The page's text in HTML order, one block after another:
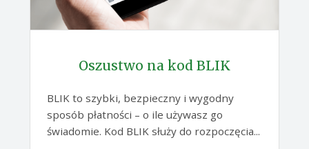
Oszustwo na kod BLIK
BLIK to szybki, bezpieczny i wygodny
sposób płatności – o ile używasz go
świadomie. Kod BLIK służy do rozpoczęcia...